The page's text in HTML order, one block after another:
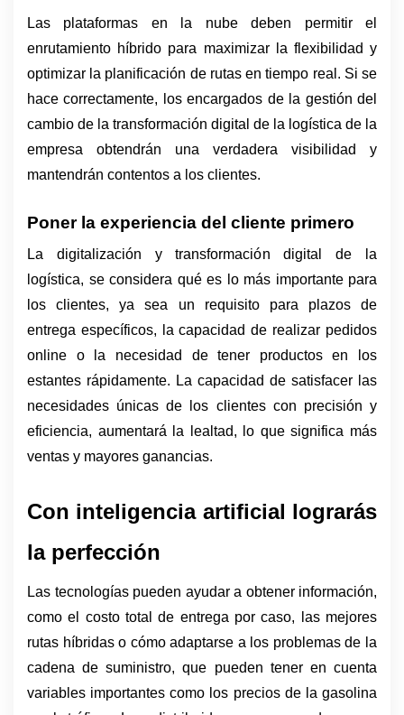
Las plataformas en la nube deben permitir el
enrutamiento híbrido para maximizar la flexibilidad y
optimizar la planificación de rutas en tiempo real. Si se
hace correctamente, los encargados de la gestión del
cambio de la transformación digital de la logística de la
empresa obtendrán una verdadera visibilidad y
mantendrán contentos a los clientes.
Poner la experiencia del cliente primero
La digitalización y transformación digital de la
logística, se considera qué es lo más importante para
los clientes, ya sea un requisito para plazos de
entrega específicos, la capacidad de realizar pedidos
online o la necesidad de tener productos en los
estantes rápidamente. La capacidad de satisfacer las
necesidades únicas de los clientes con precisión y
eficiencia, aumentará la lealtad, lo que significa más
ventas y mayores ganancias.
Con inteligencia artificial lograrás
la perfección
Las tecnologías pueden ayudar a obtener información,
como el costo total de entrega por caso, las mejores
rutas híbridas o cómo adaptarse a los problemas de la
cadena de suministro, que pueden tener en cuenta
variables importantes como los precios de la gasolina